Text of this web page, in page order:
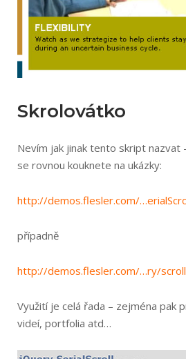
Skrolovátko
Nevím jak jinak tento skript nazvat
se rovnou kouknete na ukázky:
http://demos.fles­ler.com/
případně
http://demos.fles­ler.com/…ry/
Využití je celá řada – zejména pak
videí, portfolia atd…